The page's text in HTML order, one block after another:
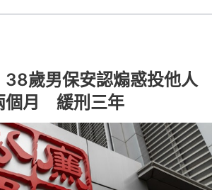
38歲男保安認煽惑投他人
月 緩刑三年